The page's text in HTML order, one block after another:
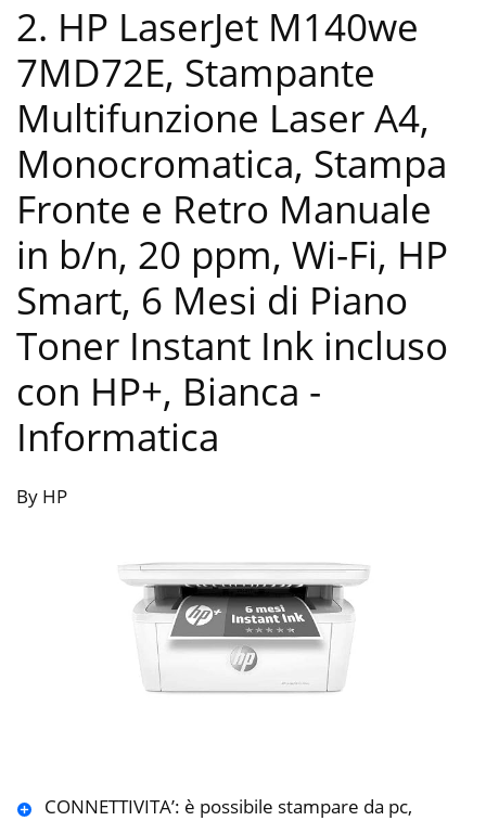
2. HP LaserJet M140we
7MD72E, Stampante
Multifunzione Laser A4,
Monocromatica, Stampa
Fronte e Retro Manuale
in b/n, 20 ppm, Wi-Fi, HP
Smart, 6 Mesi di Piano
Toner Instant Ink incluso
con HP+, Bianca -
Informatica
By HP
CONNETTIVITA’: è possibile stampare da pc,